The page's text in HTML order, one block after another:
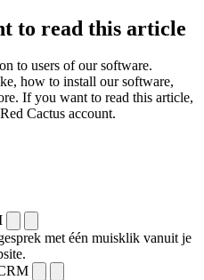
to read this article
to users of our software.
how to install our software,
If you want to read this article,
Cactus account.
met één muisklik vanuit je